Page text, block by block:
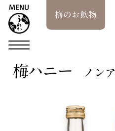
MENU
梅のお飲物
梅ハニー ノン